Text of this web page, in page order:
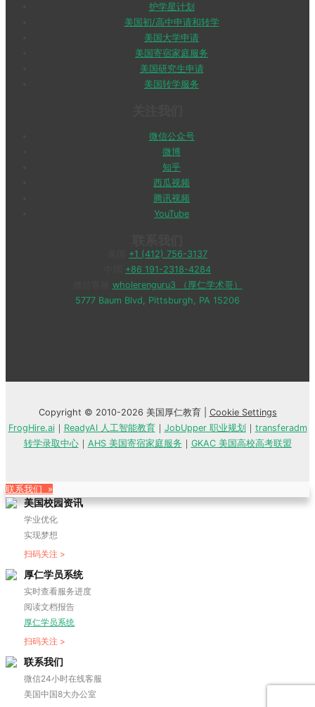
护学星计划
美国初/高中申请和转学
美国大学申请
美国寄宿家庭服务
美国研究生申请
美国转学服务
微信公众号
微博
知乎
西瓜视频
腾讯视频
YouTube
+1 (412) 756-3137
+86 191-2318-4284
wholerenguru3 （厚仁学术哥）
5777 Baum Blvd, Pittsburgh, PA 15206
Copyright © 2010-2026 美国厚仁教育 | Cookie Settings
FrogHire.ai｜ ReadyAI 人工智能教育｜ JobUpper 职业规划 ｜ transferadm
转学录取中心｜ AHS 美国寄宿家庭服务 ｜ GKAC 美国高校高考联盟
联系我们 »
美国校园资讯
学业优化
实现梦想
扫码关注 >
厚仁学员系统
实时查看服务进度
阅读文档报告
厚仁学员系统
扫码关注 >
联系我们
微信24小时在线客服
美国中国8大办公室